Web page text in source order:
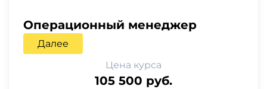
Операционный менеджер
Далее
Цена курса
105 500 руб.